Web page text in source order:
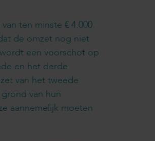
ten minste € 4.000.
de omzet nog niet
een voorschot op
en het derde
van het tweede
van hun
aannemelijk moeten